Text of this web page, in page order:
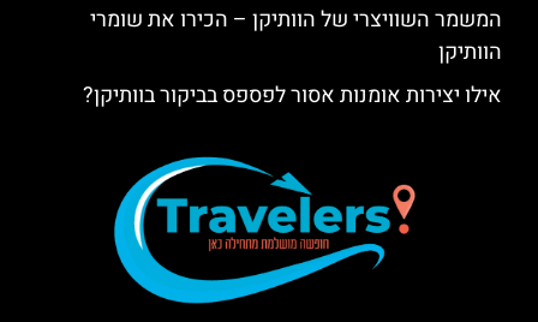
המשמר השוויצרי של הוותיקן – הכירו את שומרי
הוותיקן
אילו יצירות אומנות אסור לפספס בביקור בוותיקן?